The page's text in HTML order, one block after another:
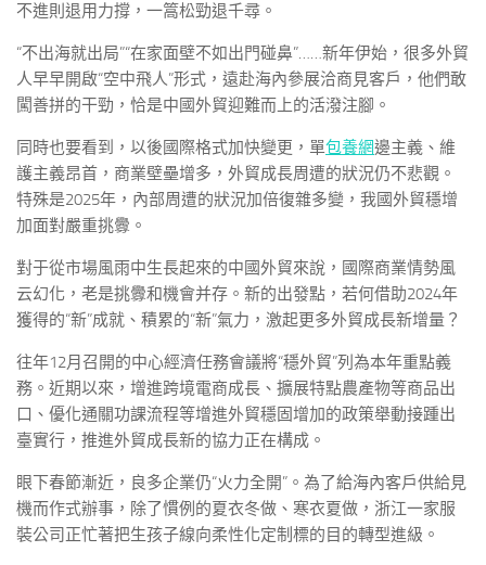
不進則退用力撐，一篙松勁退千尋。
“不出海就出局”“在家面壁不如出門碰鼻”……新年伊始，很多外貿
人早早開啟“空中飛人”形式，遠赴海內參展洽商見客戶，他們敢
闖善拼的干勁，恰是中國外貿迎難而上的活潑注腳。
同時也要看到，以後國際格式加快變更，單包養網邊主義、維
護主義昂首，商業壁壘增多，外貿成長周遭的狀況仍不悲觀。
特殊是2025年，內部周遭的狀況加倍復雜多變，我國外貿穩增
加面對嚴重挑釁。
對于從市場風雨中生長起來的中國外貿來說，國際商業情勢風
云幻化，老是挑釁和機會并存。新的出發點，若何借助2024年
獲得的“新”成就、積累的“新”氣力，激起更多外貿成長新增量？
往年12月召開的中心經濟任務會議將“穩外貿”列為本年重點義
務。近期以來，增進跨境電商成長、擴展特點農產物等商品出
口、優化通關功課流程等增進外貿穩固增加的政策舉動接踵出
臺實行，推進外貿成長新的協力正在構成。
眼下春節漸近，良多企業仍“火力全開”。為了給海內客戶供給見
機而作式辦事，除了慣例的夏衣冬做、寒衣夏做，浙江一家服
裝公司正忙著把生孩子線向柔性化定制標的目的轉型進級。